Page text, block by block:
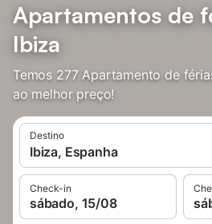
Apartamentos de
Ibiza
Temos 277 Apartamento de
ao melhor preço!
Destino
Ibiza, Espanha
Check-in
sábado, 15/08